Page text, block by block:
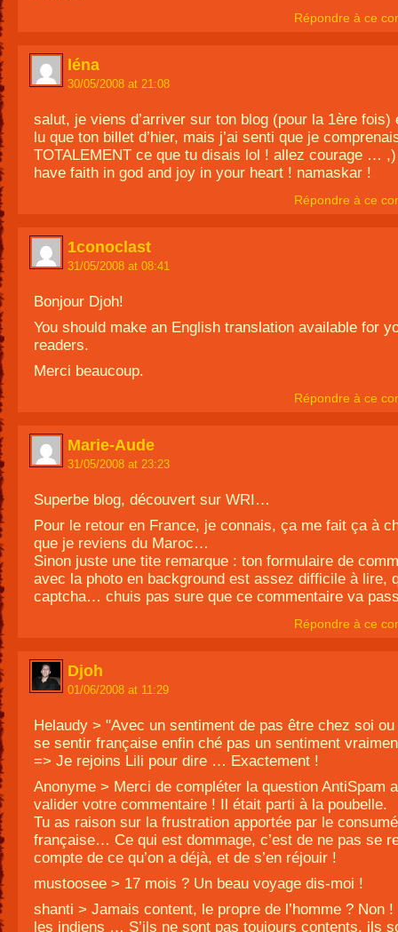
Répondre à ce
léna
30/05/2008 at 21:08
salut, je viens d’arriver sur ton blog (pour la 1ère fois)
lu que ton billet d’hier, mais j’ai senti que je
TOTALEMENT ce que tu disais lol ! allez courage … ,)
have faith in god and joy in your heart ! namaskar !
Répondre à ce
1conoclast
31/05/2008 at 08:41
Bonjour Djoh!
You should make an English translation available for
readers.
Merci beaucoup.
Répondre à ce
Marie-Aude
31/05/2008 at 23:23
Superbe blog, découvert sur WRI…
Pour le retour en France, je connais, ça me fait ça à
que je reviens du Maroc…
Sinon juste une tite remarque : ton formulaire de
avec la photo en background est assez difficile à lire,
captcha… chuis pas sure que ce commentaire va
Répondre à ce
Djoh
01/06/2008 at 11:29
Helaudy > "Avec un sentiment de pas être chez soi
se sentir française enfin ché pas un sentiment
=> Je rejoins Lili pour dire … Exactement !
Anonyme > Merci de compléter la question AntiSpam
valider votre commentaire ! Il était parti à la poubelle.
Tu as raison sur la frustration apportée par le
française… Ce qui est dommage, c’est de ne pas se
compte de ce qu’on a déjà, et de s’en réjouir !
mustoosee > 17 mois ? Un beau voyage dis-moi !
shanti > Jamais content, le propre de l’homme ? Non !
les indiens … S’ils ne sont pas toujours contents, ils